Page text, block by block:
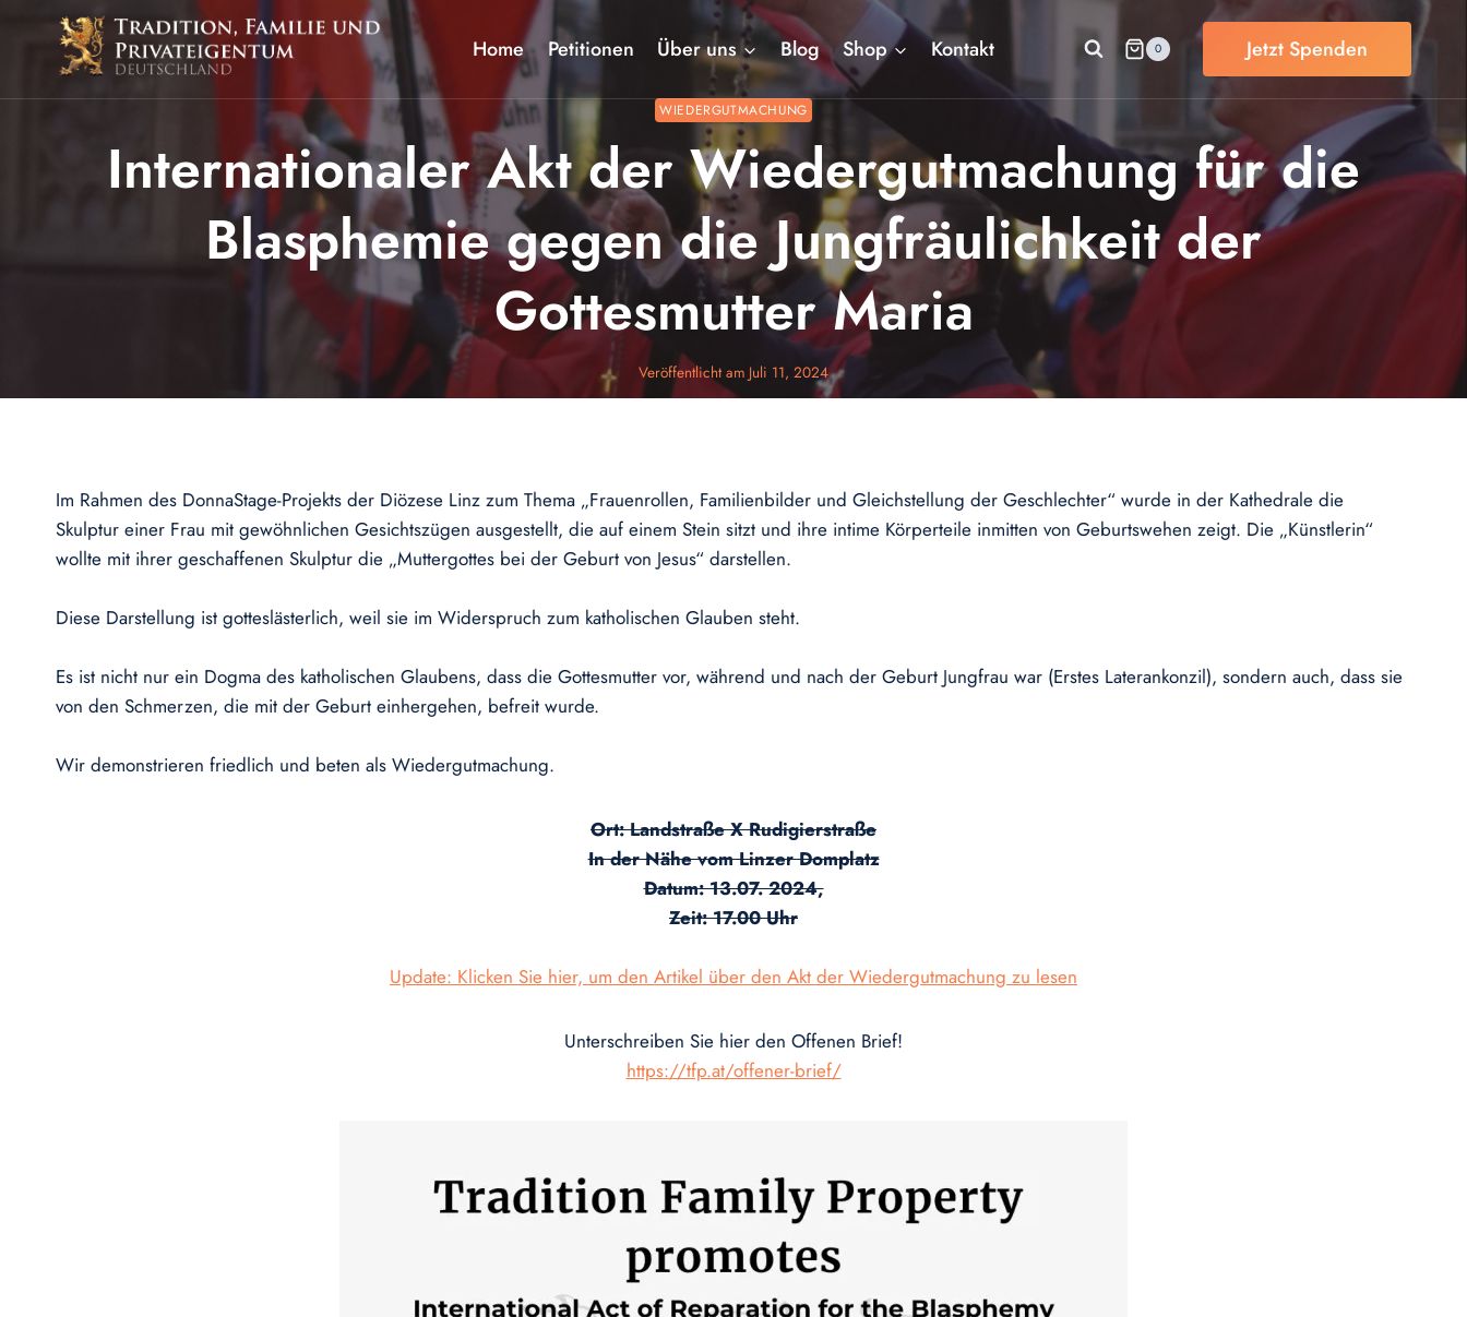
springen
Home Petitionen Über uns Blog Shop Kontakt 0 Jetzt Spenden
WIEDERGUTMACHUNG
Internationaler Akt der Wiedergutmachung für die
Blasphemie gegen die Jungfräulichkeit der
Gottesmutter Maria
Veröffentlicht am Juli 11, 2024
Im Rahmen des DonnaStage-Projekts der Diözese Linz zum Thema „Frauenrollen, Familienbilder und Gleichstellung der Geschlechter“ wurde in der Kathedrale die
Skulptur einer Frau mit gewöhnlichen Gesichtszügen ausgestellt, die auf einem Stein sitzt und ihre intime Körperteile inmitten von Geburtswehen zeigt. Die „Künstlerin“
wollte mit ihrer geschaffenen Skulptur die „Muttergottes bei der Geburt von Jesus“ darstellen.
Diese Darstellung ist gotteslästerlich, weil sie im Widerspruch zum katholischen Glauben steht.
Es ist nicht nur ein Dogma des katholischen Glaubens, dass die Gottesmutter vor, während und nach der Geburt Jungfrau war (Erstes Laterankonzil), sondern auch, dass sie
von den Schmerzen, die mit der Geburt einhergehen, befreit wurde.
Wir demonstrieren friedlich und beten als Wiedergutmachung.
Ort: Landstraße X Rudigierstraße
In der Nähe vom Linzer Domplatz
Datum: 13.07. 2024,
Zeit: 17.00 Uhr
Update: Klicken Sie hier, um den Artikel über den Akt der Wiedergutmachung zu lesen
Unterschreiben Sie hier den Offenen Brief!
https://tfp.at/offener-brief/